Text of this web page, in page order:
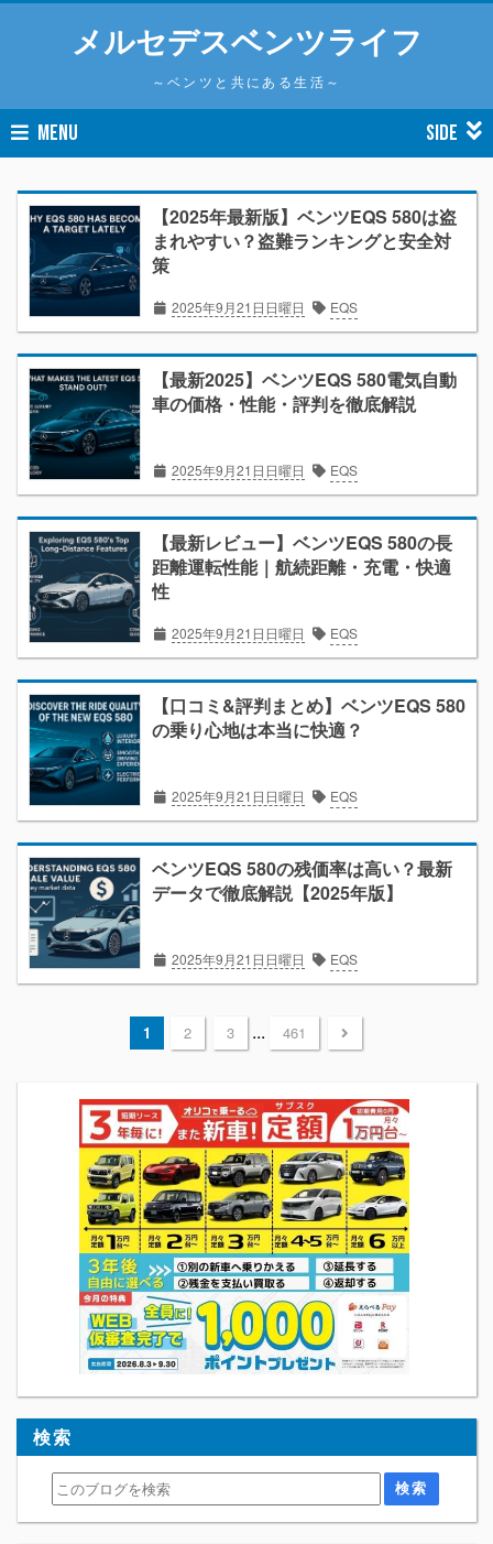
メルセデスベンツライフ
～ベンツと共にある生活～
MENU SIDE
【2025年最新版】ベンツEQS 580は盗
まれやすい？盗難ランキングと安全対
策
2025年9月21日日曜日 EQS
【最新2025】ベンツEQS 580電気自動
車の価格・性能・評判を徹底解説
2025年9月21日日曜日 EQS
【最新レビュー】ベンツEQS 580の長
距離運転性能｜航続距離・充電・快適
性
2025年9月21日日曜日 EQS
【口コミ&評判まとめ】ベンツEQS 580
の乗り心地は本当に快適？
2025年9月21日日曜日 EQS
ベンツEQS 580の残価率は高い？最新
データで徹底解説【2025年版】
2025年9月21日日曜日 EQS
1 2 3 ... 461
検索